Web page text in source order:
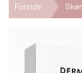
Forside